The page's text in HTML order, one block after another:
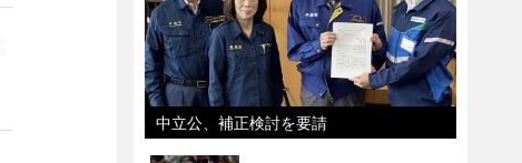
中立公、補正検討を要請